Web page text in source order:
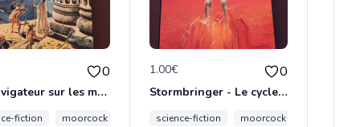
0
Le navigateur sur les mers du destin - le cycle d’Elric
fiction moorcock heroicfantasy
1.00€ 0
Stormbringer - Le cycle d’Elric
science-fiction moorcock